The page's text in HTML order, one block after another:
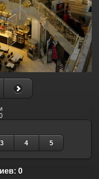
3 4 5
0